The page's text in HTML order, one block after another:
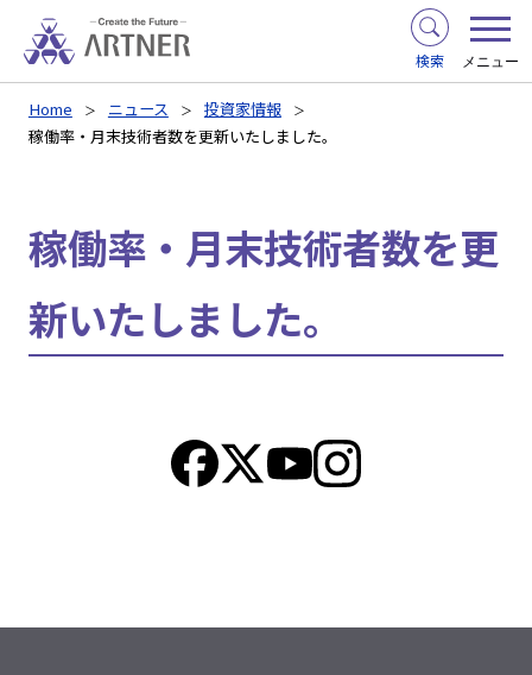
検索 メニュー
Home ニュース
投資家情報
稼働率・月末技術者数を更新いたしました。
稼働率・月末技術者数を更
新いたしました。